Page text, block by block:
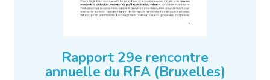
Rapport 29e rencontre
annuelle du RFA (Bruxelles)